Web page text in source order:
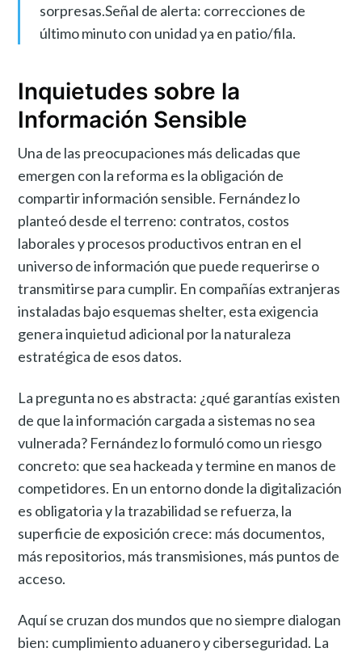
sorpresas.Señal de alerta: correcciones de
último minuto con unidad ya en patio/fila.
Inquietudes sobre la
Información Sensible
Una de las preocupaciones más delicadas que
emergen con la reforma es la obligación de
compartir información sensible. Fernández lo
planteó desde el terreno: contratos, costos
laborales y procesos productivos entran en el
universo de información que puede requerirse o
transmitirse para cumplir. En compañías extranjeras
instaladas bajo esquemas shelter, esta exigencia
genera inquietud adicional por la naturaleza
estratégica de esos datos.
La pregunta no es abstracta: ¿qué garantías existen
de que la información cargada a sistemas no sea
vulnerada? Fernández lo formuló como un riesgo
concreto: que sea hackeada y termine en manos de
competidores. En un entorno donde la digitalización
es obligatoria y la trazabilidad se refuerza, la
superficie de exposición crece: más documentos,
más repositorios, más transmisiones, más puntos de
acceso.
Aquí se cruzan dos mundos que no siempre dialogan
bien: cumplimiento aduanero y ciberseguridad. La